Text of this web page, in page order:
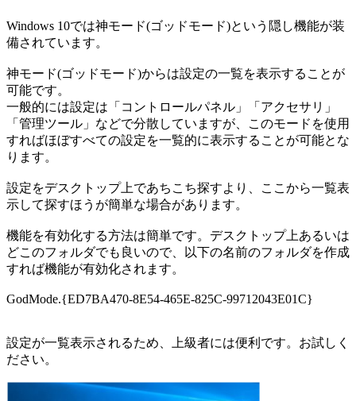
Windows 10では神モード(ゴッドモード)という隠し機能が装
備されています。
神モード(ゴッドモード)からは設定の一覧を表示することが
可能です。
一般的には設定は「コントロールパネル」「アクセサリ」
「管理ツール」などで分散していますが、このモードを使用
すればほぼすべての設定を一覧的に表示することが可能とな
ります。
設定をデスクトップ上であちこち探すより、ここから一覧表
示して探すほうが簡単な場合があります。
機能を有効化する方法は簡単です。デスクトップ上あるいは
どこのフォルダでも良いので、以下の名前のフォルダを作成
すれば機能が有効化されます。
GodMode.{ED7BA470-8E54-465E-825C-99712043E01C}
設定が一覧表示されるため、上級者には便利です。お試しく
ださい。